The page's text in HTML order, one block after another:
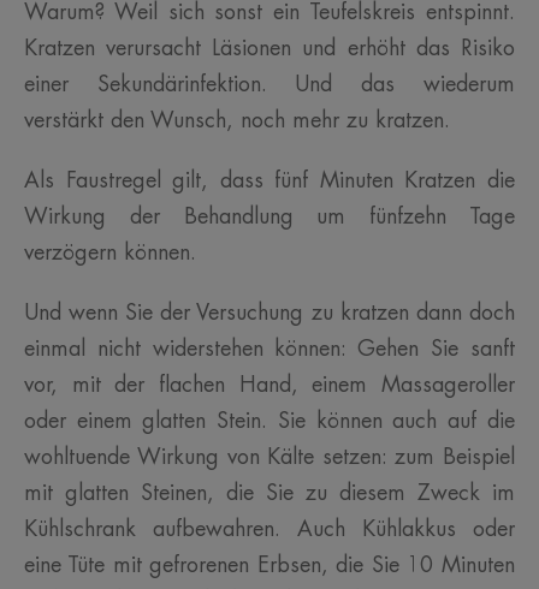
Warum? Weil sich sonst ein Teufelskreis entspinnt.
Kratzen verursacht Läsionen und erhöht das Risiko
einer Sekundärinfektion. Und das wiederum
verstärkt den Wunsch, noch mehr zu kratzen.
Als Faustregel gilt, dass fünf Minuten Kratzen die
Wirkung der Behandlung um fünfzehn Tage
verzögern können.
Und wenn Sie der Versuchung zu kratzen dann doch
einmal nicht widerstehen können: Gehen Sie sanft
vor, mit der flachen Hand, einem Massageroller
oder einem glatten Stein. Sie können auch auf die
wohltuende Wirkung von Kälte setzen: zum Beispiel
mit glatten Steinen, die Sie zu diesem Zweck im
Kühlschrank aufbewahren. Auch Kühlakkus oder
eine Tüte mit gefrorenen Erbsen, die Sie 10 Minuten